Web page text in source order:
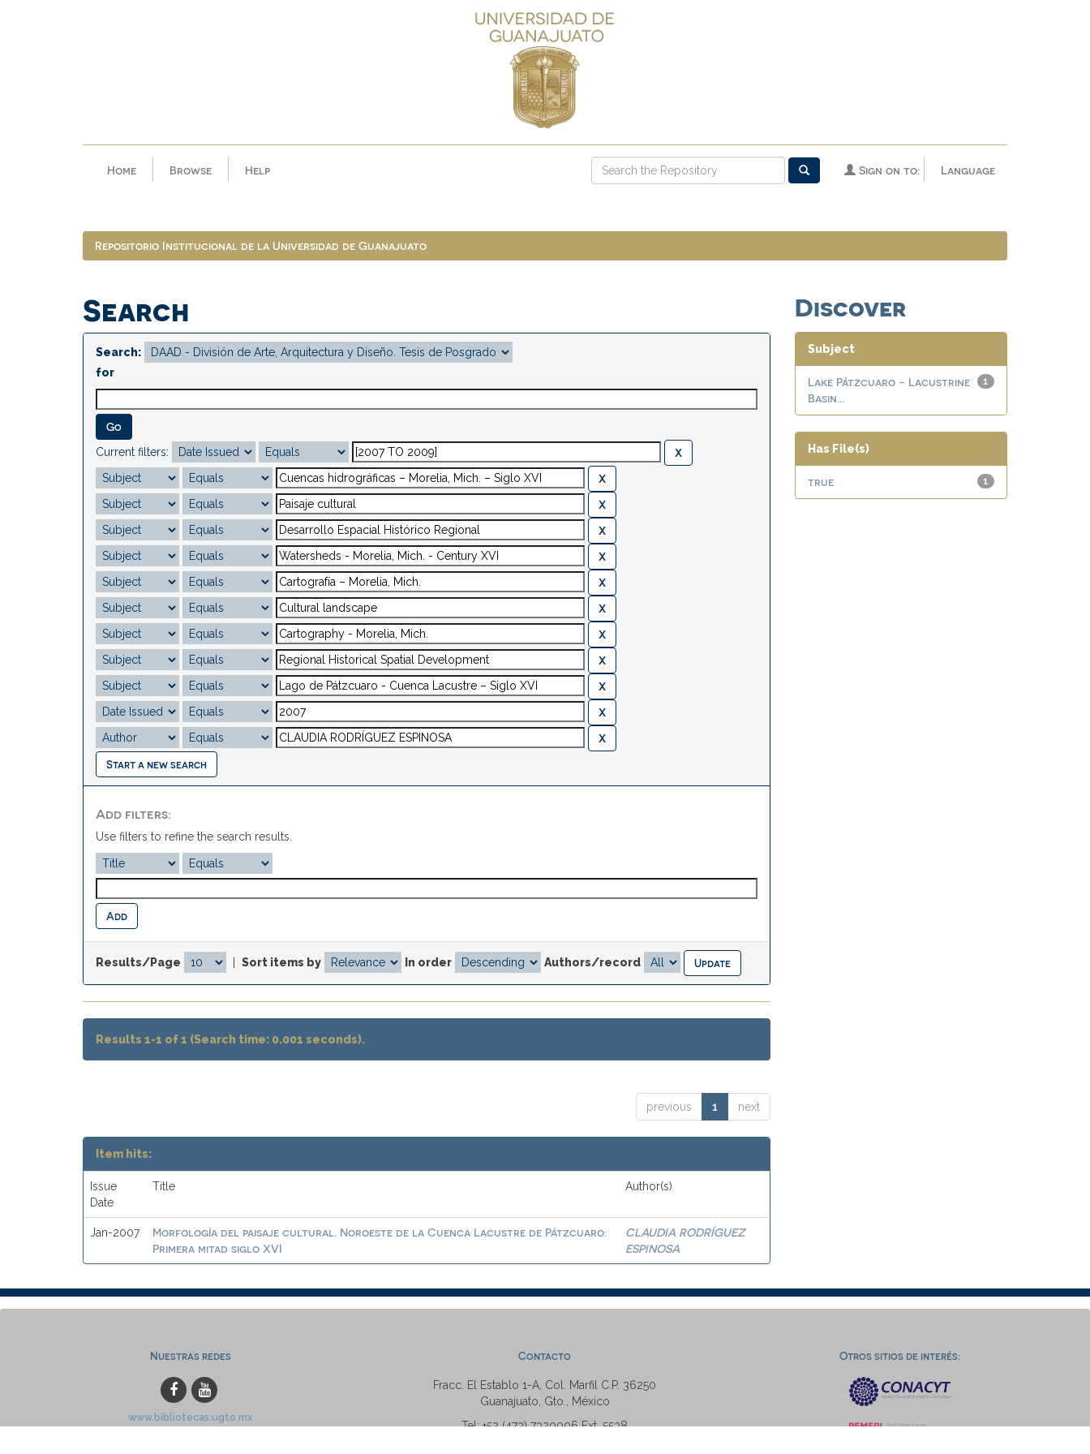
Home Browse Help Language
Sign on to:
Repositorio Institucional de la Universidad de Guanajuato
Search
Search:
for
Current filters:
Start a new search
Add filters:
Use filters to refine the search results.
Results/Page Sort items by In order Authors/record
Results 1-1 of 1 (Search time: 0.001 seconds).
previous 1 next
Item hits:
Issue
Date
Title Author(s)
Jan-2007
Morfología del paisaje cultural. Noroeste de la Cuenca Lacustre de Pátzcuaro:
Primera mitad siglo XVI
CLAUDIA RODRÍGUEZ
ESPINOSA
Discover
Subject
1
Lake Pátzcuaro - Lacustrine
Basin...
Has File(s)
1
true
Nuestras redes
www.bibliotecas.ugto.mx
Contacto
Fracc. El Establo 1-A, Col. Marfil C.P. 36250
Guanajuato, Gto., México
Tel: +52 (473) 7320006 Ext. 5538
Otros sitios de interés: